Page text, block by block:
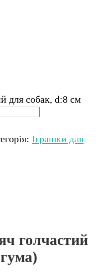
для собак, d:8 см
Іграшки для
голчастий